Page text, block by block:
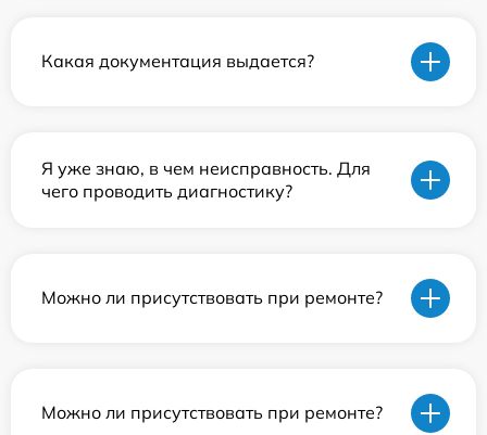
Какая документация выдается?
Я уже знаю, в чем неисправность. Для
чего проводить диагностику?
Можно ли присутствовать при ремонте?
Можно ли присутствовать при ремонте?